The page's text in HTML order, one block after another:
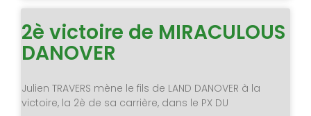
2è victoire de MIRACULOUS
DANOVER
Julien TRAVERS mène le fils de LAND DANOVER à la
victoire, la 2è de sa carrière, dans le PX DU